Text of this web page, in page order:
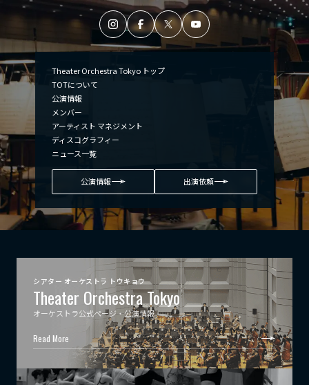
Theater Orchestra Tokyo トップ
TOTについて
公演情報
メンバー
アーティスト マネジメント
ディスコグラフィー
ニュース一覧
公演情報 出演依頼
シアター オーケストラ トウキョウ
Theater Orchestra Tokyo
オーケストラ公式ページ・公演情報
Read More